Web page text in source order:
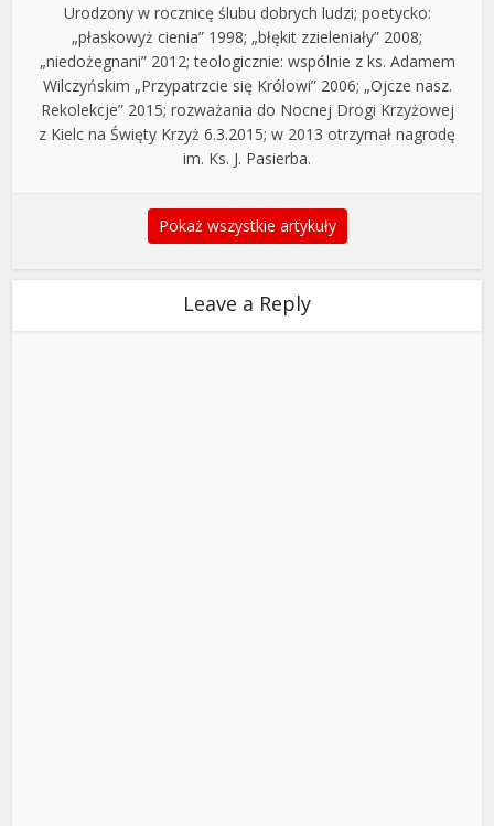
Urodzony w rocznicę ślubu dobrych ludzi; poetycko:
„płaskowyż cienia” 1998; „błękit zzieleniały” 2008;
„niedożegnani” 2012; teologicznie: wspólnie z ks. Adamem
Wilczyńskim „Przypatrzcie się Królowi” 2006; „Ojcze nasz.
Rekolekcje” 2015; rozważania do Nocnej Drogi Krzyżowej
z Kielc na Święty Krzyż 6.3.2015; w 2013 otrzymał nagrodę
im. Ks. J. Pasierba.
Pokaż wszystkie artykuły
Leave a Reply